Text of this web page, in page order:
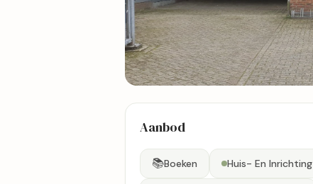
Bekijk kaart
Aanbod
📚Boeken Huis- En Inrichting